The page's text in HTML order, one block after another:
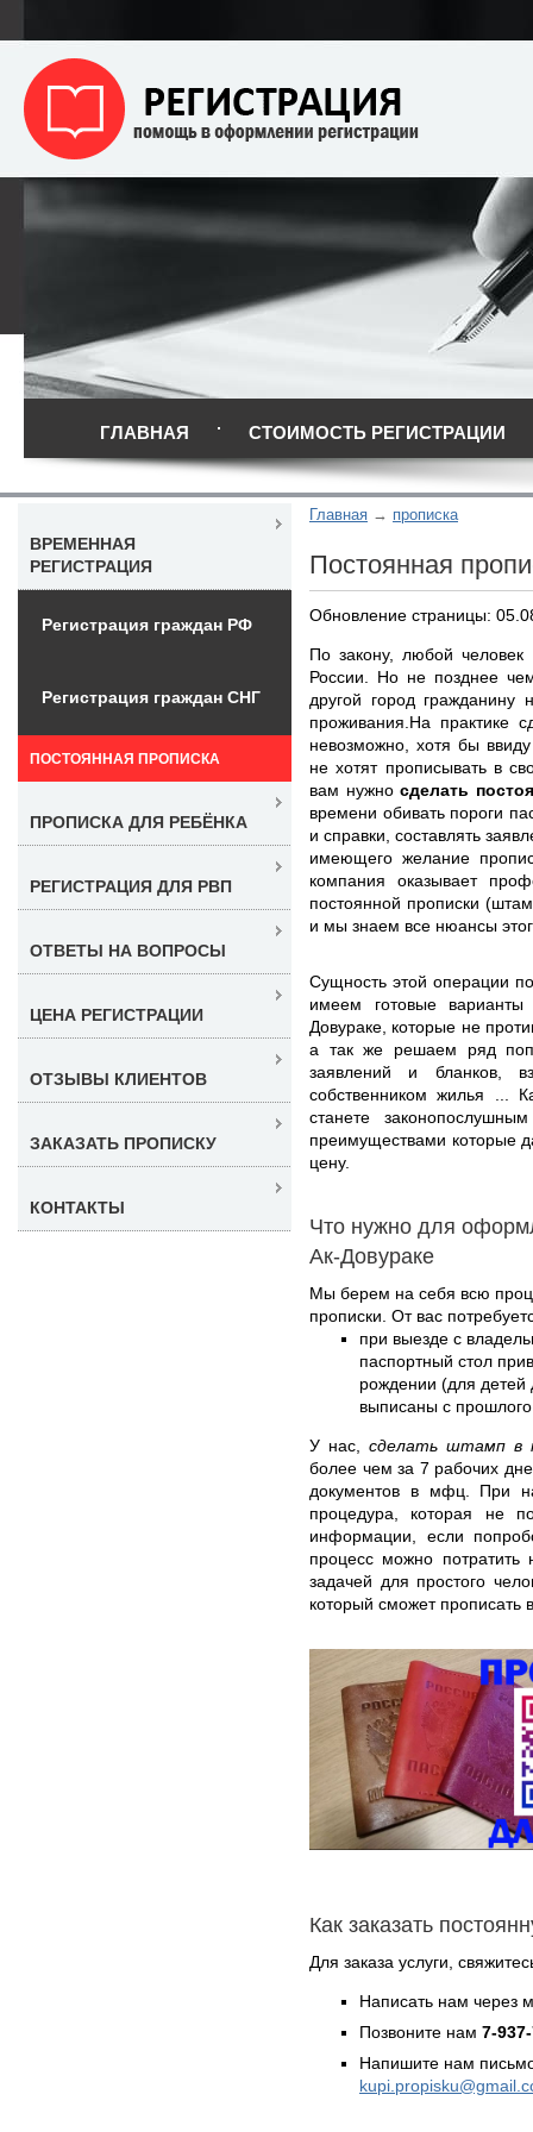
ГЛАВНАЯ СТОИМОСТЬ РЕГИСТРАЦИИ
Главная прописка
Постоянная
Обновление страницы:
По закону, любой
России. Но не позднее
другой город гражданину
проживания.На практике
невозможно, хотя бы
не хотят прописывать в
вам нужносделать
времени обивать пороги
и справки, составлять
имеющего желание
компания оказывает
постоянной прописки
и мы знаем все нюансы
Сущность этой операции
имеем готовые
Довураке, которые не
а так же решаем ряд
заявлений и бланков,
собственником жилья ...
станете
преимуществами которые
цену.
Что нужно для
Ак-Довураке
Мы берем на себя всю
прописки. От вас
при выезде с
паспортный стол
рождении (для детей
выписаны с
У нас, сделать штамп в
более чем за 7 рабочих
документов в мфц. При
процедура, которая не
информации, если
процесс можно потратить
задачей для простого
который сможет прописать
Как заказать
Для заказа услуги,
Написать нам через
Позвоните нам 7-
Напишите нам
ВРЕМЕННАЯ
РЕГИСТРАЦИЯ
Регистрация граждан РФ
Регистрация граждан СНГ
ПОСТОЯННАЯ ПРОПИСКА
ПРОПИСКА ДЛЯ РЕБЁНКА
РЕГИСТРАЦИЯ ДЛЯ РВП
ОТВЕТЫ НА ВОПРОСЫ
ЦЕНА РЕГИСТРАЦИИ
ОТЗЫВЫ КЛИЕНТОВ
ЗАКАЗАТЬ ПРОПИСКУ
КОНТАКТЫ